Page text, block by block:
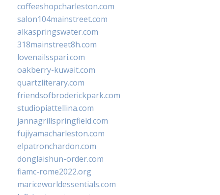
coffeeshopcharleston.com
salon104mainstreet.com
alkaspringswater.com
318mainstreet8h.com
lovenailsspari.com
oakberry-kuwait.com
quartzliterary.com
friendsofbroderickpark.com
studiopiattellina.com
jannagrillspringfield.com
fujiyamacharleston.com
elpatronchardon.com
donglaishun-order.com
fiamc-rome2022.org
mariceworldessentials.com